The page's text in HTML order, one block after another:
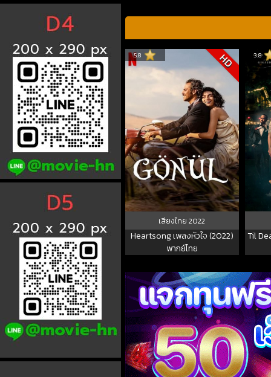
5.8 HD
เสียงไทย2022
Heartsong เพลงหัวใจ (2022)
พากย์ไทย
3.8
Til